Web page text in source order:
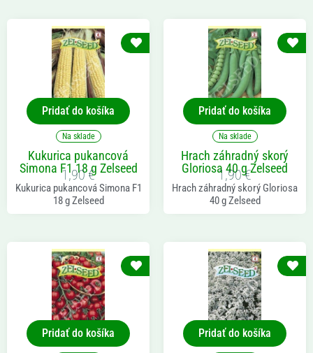
Pridať do košíka
Na sklade
Kukurica pukancová
Simona F1 18 g Zelseed
1,90€
Kukurica pukancová Simona F1
18 g Zelseed
Pridať do košíka
Na sklade
Hrach záhradný skorý
Gloriosa 40 g Zelseed
1,90€
Hrach záhradný skorý Gloriosa
40 g Zelseed
Pridať do košíka Pridať do košíka